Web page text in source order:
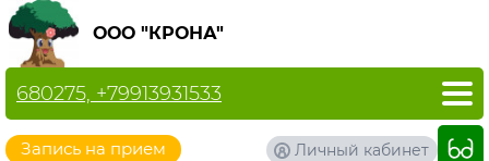
ООО "КРОНА"
Запись на прием
680275, +79913931533
Личный кабинет